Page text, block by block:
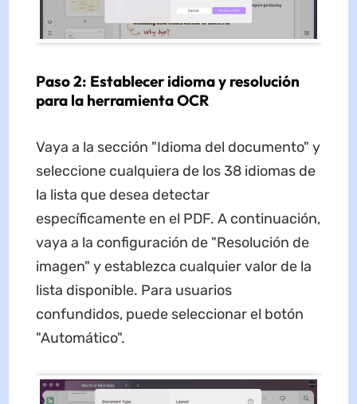
Paso 2: Establecer idioma y resolución
para la herramienta OCR
Vaya a la sección "Idioma del documento" y
seleccione cualquiera de los 38 idiomas de
la lista que desea detectar
específicamente en el PDF. A continuación,
vaya a la configuración de "Resolución de
imagen" y establezca cualquier valor de la
lista disponible. Para usuarios
confundidos, puede seleccionar el botón
"Automático".